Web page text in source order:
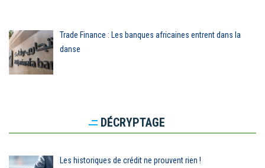
Trade Finance : Les banques africaines entrent dans la
danse
DÉCRYPTAGE
Les historiques de crédit ne prouvent rien !